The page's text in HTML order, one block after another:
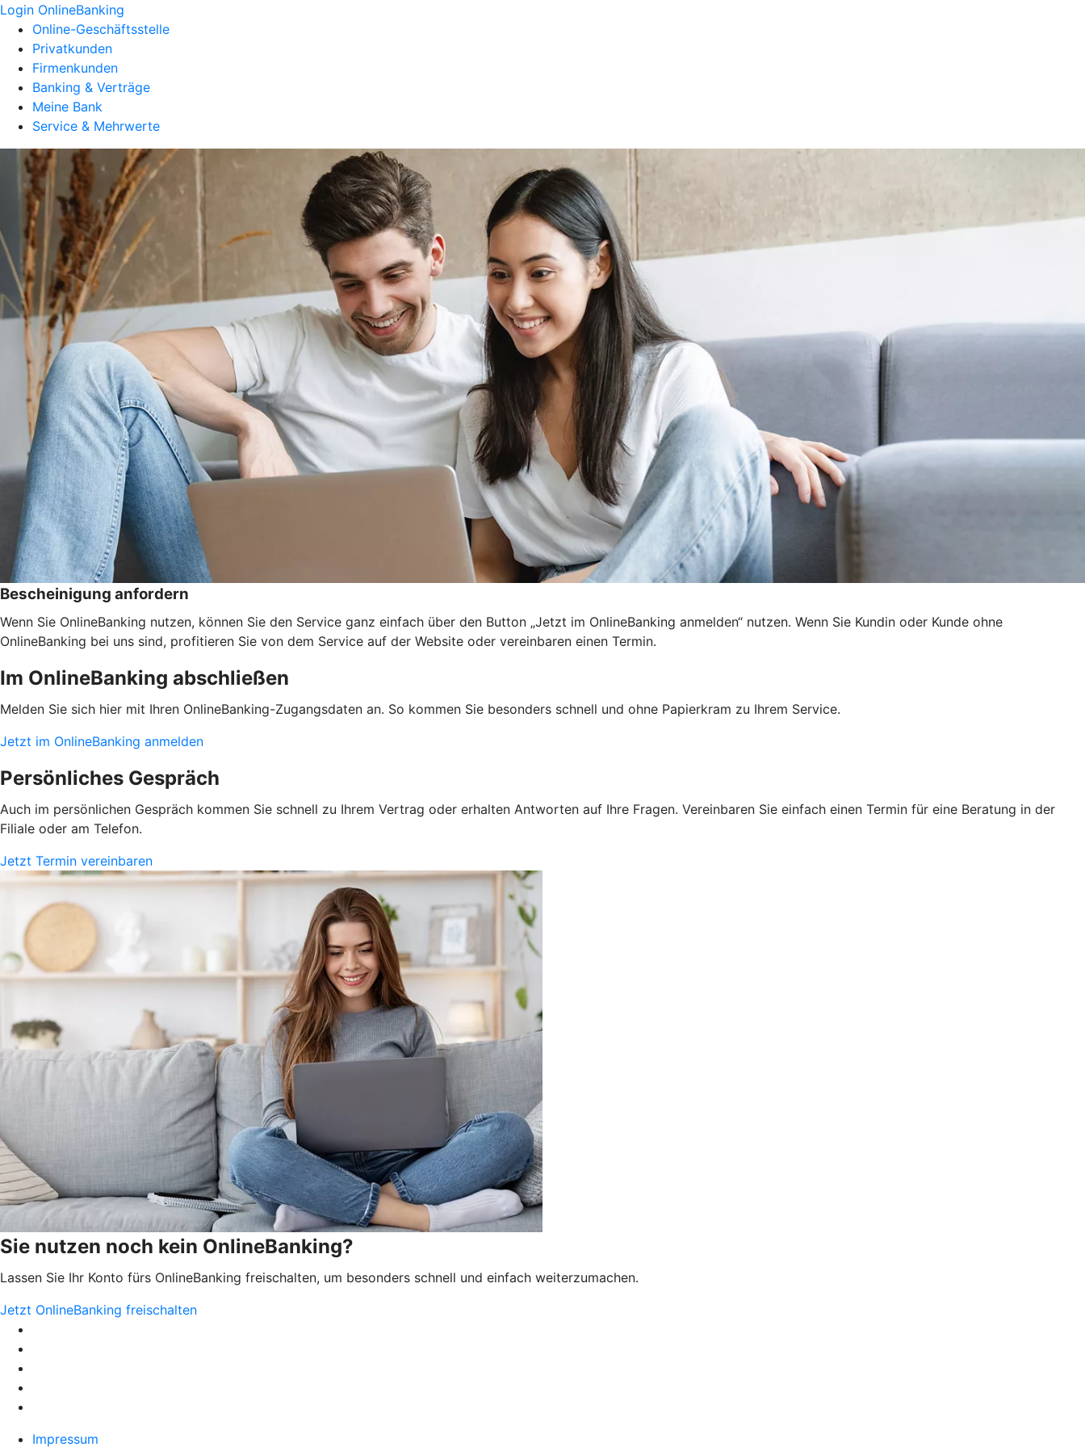
Login OnlineBanking
Online-Geschäftsstelle
Privatkunden
Firmenkunden
Banking & Verträge
Meine Bank
Service & Mehrwerte
Bescheinigung anfordern
Wenn Sie OnlineBanking nutzen, können Sie den Service ganz einfach über den Button „Jetzt im OnlineBanking anmelden“ nutzen. Wenn Sie Kundin oder Kunde ohne
OnlineBanking bei uns sind, profitieren Sie von dem Service auf der Website oder vereinbaren einen Termin.
Im OnlineBanking abschließen
Melden Sie sich hier mit Ihren OnlineBanking-Zugangsdaten an. So kommen Sie besonders schnell und ohne Papierkram zu Ihrem Service.
Jetzt im OnlineBanking anmelden
Persönliches Gespräch
Auch im persönlichen Gespräch kommen Sie schnell zu Ihrem Vertrag oder erhalten Antworten auf Ihre Fragen. Vereinbaren Sie einfach einen Termin für eine Beratung in der
Filiale oder am Telefon.
Jetzt Termin vereinbaren
Sie nutzen noch kein OnlineBanking?
Lassen Sie Ihr Konto fürs OnlineBanking freischalten, um besonders schnell und einfach weiterzumachen.
Jetzt OnlineBanking freischalten
Impressum